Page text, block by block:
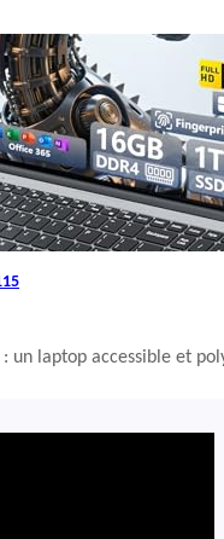
: un laptop accessible